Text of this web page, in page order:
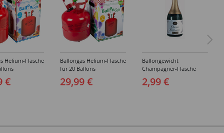
Helium-Flasche
€
Ballongas Helium-Flasche
für 20 Ballons
29,99 €
Ballongewicht
Champagner-Flasche
2,99 €